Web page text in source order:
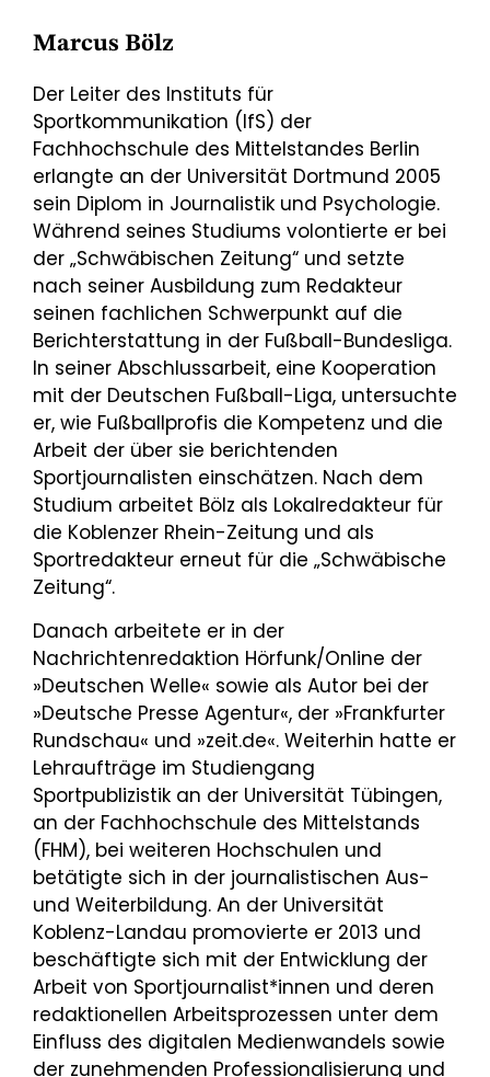
Marcus Bölz
Der Leiter des Instituts für
Sportkommunikation (IfS) der
Fachhochschule des Mittelstandes Berlin
erlangte an der Universität Dortmund 2005
sein Diplom in Journalistik und Psychologie.
Während seines Studiums volontierte er bei
der „Schwäbischen Zeitung“ und setzte
nach seiner Ausbildung zum Redakteur
seinen fachlichen Schwerpunkt auf die
Berichterstattung in der Fußball-Bundesliga.
In seiner Abschlussarbeit, eine Kooperation
mit der Deutschen Fußball-Liga, untersuchte
er, wie Fußballprofis die Kompetenz und die
Arbeit der über sie berichtenden
Sportjournalisten einschätzen. Nach dem
Studium arbeitet Bölz als Lokalredakteur für
die Koblenzer Rhein-Zeitung und als
Sportredakteur erneut für die „Schwäbische
Zeitung“.
Danach arbeitete er in der
Nachrichtenredaktion Hörfunk/Online der
»Deutschen Welle« sowie als Autor bei der
»Deutsche Presse Agentur«, der »Frankfurter
Rundschau« und »zeit.de«. Weiterhin hatte er
Lehraufträge im Studiengang
Sportpublizistik an der Universität Tübingen,
an der Fachhochschule des Mittelstands
(FHM), bei weiteren Hochschulen und
betätigte sich in der journalistischen Aus-
und Weiterbildung. An der Universität
Koblenz-Landau promovierte er 2013 und
beschäftigte sich mit der Entwicklung der
Arbeit von Sportjournalist*innen und deren
redaktionellen Arbeitsprozessen unter dem
Einfluss des digitalen Medienwandels sowie
der zunehmenden Professionalisierung und